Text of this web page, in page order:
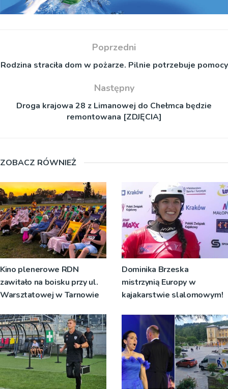
Poprzedni
Rodzina straciła dom w pożarze. Pilnie potrzebuje pomocy
Następny
Droga krajowa 28 z Limanowej do Chełmca będzie
remontowana [ZDJĘCIA]
ZOBACZ RÓWNIEŻ
Kino plenerowe RDN
zawitało na boisku przy ul.
Warsztatowej w Tarnowie
Dominika Brzeska
mistrzynią Europy w
kajakarstwie slalomowym!